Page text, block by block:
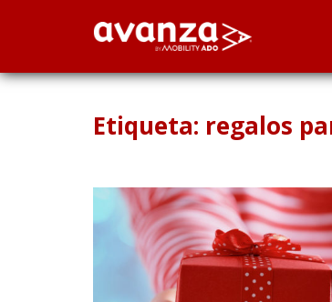
Etiqueta: regalos